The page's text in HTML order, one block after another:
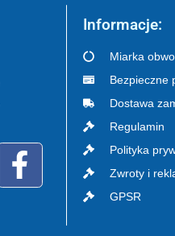
Informacje:
Miarka
Bezpieczne
Dostawa
Regulamin
Polityka
Zwroty i
GPSR